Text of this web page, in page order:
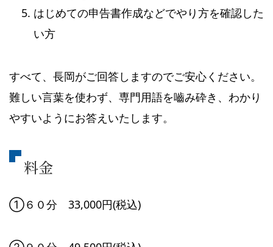
はじめての申告書作成などでやり方を確認した
い方
すべて、長岡がご回答しますのでご安心ください。
難しい言葉を使わず、専門用語を嚙み砕き、わかり
やすいようにお答えいたします。
料金
①６０分 33,000円(税込)